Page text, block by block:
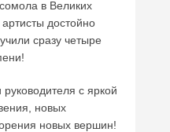
в Великих
достойно
сразу четыре
с яркой
новых
новых вершин!